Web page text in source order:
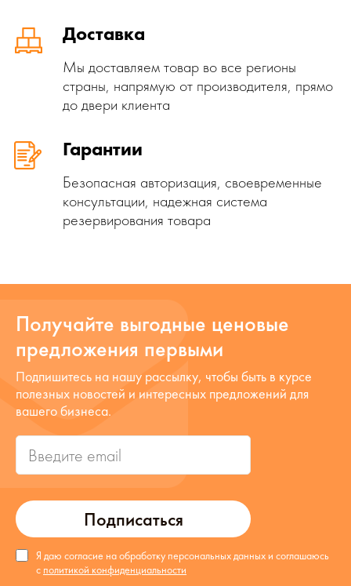
Доставка
Мы доставляем товар во все регионы
страны, напрямую от производителя, прямо
до двери клиента
Гарантии
Безопасная авторизация, своевременные
консультации, надежная система
резервирования товара
Получайте выгодные ценовые
предложения первыми
Подписаться
Подпишитесь на нашу рассылку, чтобы быть в курсе
полезных новостей и интересных предложений для
вашего бизнеса.
Я даю согласие на обработку персональных данных и соглашаюсь
с политикой конфиденциальности